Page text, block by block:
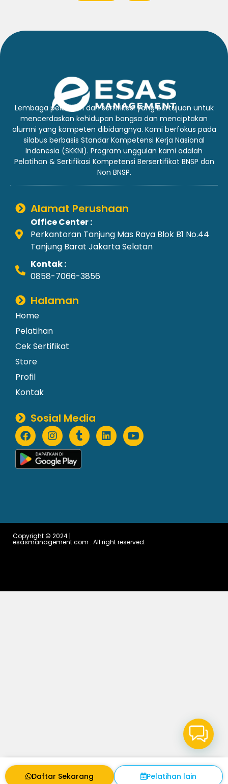
Daftar Sekarang Pelatihan lain
Lembaga pelatihan dan sertifikasi yang bertujuan untuk
mencerdaskan kehidupan bangsa dan menciptakan
alumni yang kompeten dibidangnya. Kami berfokus pada
silabus berbasis Standar Kompetensi Kerja Nasional
Indonesia (SKKNI). Program unggulan kami adalah
Pelatihan & Sertifikasi Kompetensi Bersertifikat BNSP dan
Non BNSP.
Alamat Perushaan
Office Center :
Perkantoran Tanjung Mas Raya Blok B1 No.44
Tanjung Barat Jakarta Selatan
Kontak :
0858-7066-3856
Halaman
Home
Pelatihan
Cek Sertifikat
Store
Profil
Kontak
Sosial Media
Copyright © 2024 |
esasmanagement.com . All right reserved.